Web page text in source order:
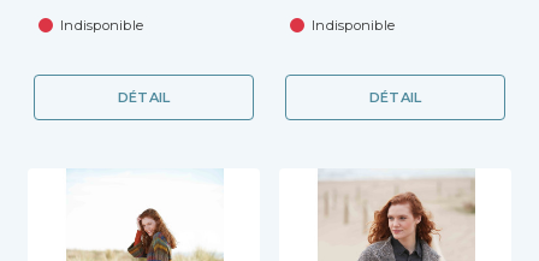
Indisponible
DÉTAIL
Indisponible
DÉTAIL